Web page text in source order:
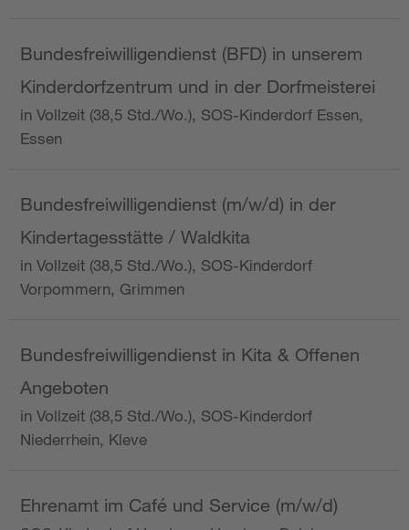
Bundesfreiwilligendienst (BFD) in unserem
Kinderdorfzentrum und in der Dorfmeisterei
in Vollzeit (38,5 Std./Wo.), SOS-Kinderdorf Essen,
Essen
Bundesfreiwilligendienst (m/w/d) in der
Kindertagesstätte / Waldkita
in Vollzeit (38,5 Std./Wo.), SOS-Kinderdorf
Vorpommern, Grimmen
Bundesfreiwilligendienst in Kita & Offenen
Angeboten
in Vollzeit (38,5 Std./Wo.), SOS-Kinderdorf
Niederrhein, Kleve
Ehrenamt im Café und Service (m/w/d)